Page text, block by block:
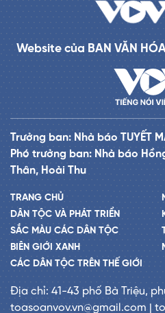
Website của BAN VĂN
Trưởng ban: Nhà báo TUYẾT
Phó trưởng ban: Nhà báo
Thân, Hoài Thu
TRANG CHỦ
DÂN TỘC VÀ PHÁT TRIỂN
SẮC MÀU CÁC DÂN TỘC
BIÊN GIỚI XANH
CÁC DÂN TỘC TRÊN THẾ GIỚI
Địa chỉ: 41-43 phố Bà Triệu,
toasoanvov.vn@gmail.com |